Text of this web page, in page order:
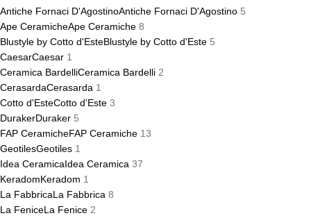
Antiche Fornaci D'AgostinoAntiche Fornaci D'Agostino 5
Ape CeramicheApe Ceramiche 8
Blustyle by Cotto d'EsteBlustyle by Cotto d'Este 5
CaesarCaesar 1
Ceramica BardelliCeramica Bardelli 2
CerasardaCerasarda 1
Cotto d'EsteCotto d'Este 3
DurakerDuraker 5
FAP CeramicheFAP Ceramiche 13
GeotilesGeotiles 1
Idea CeramicaIdea Ceramica 37
KeradomKeradom 1
La FabbricaLa Fabbrica 8
La FeniceLa Fenice 2